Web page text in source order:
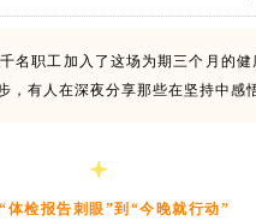
名职工加入了这场为期三个月的
有人在深夜分享那些在坚持中感
体检报告刺眼”到“今晚就行动”